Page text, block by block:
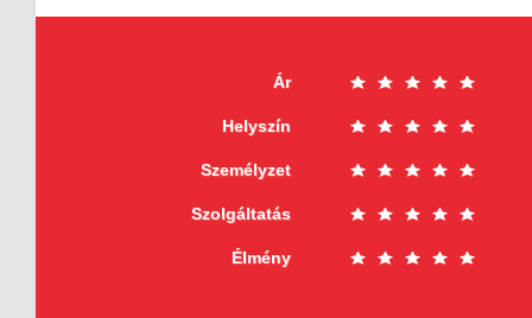
Ár
Helyszín
Személyzet
Szolgáltatás
Élmény